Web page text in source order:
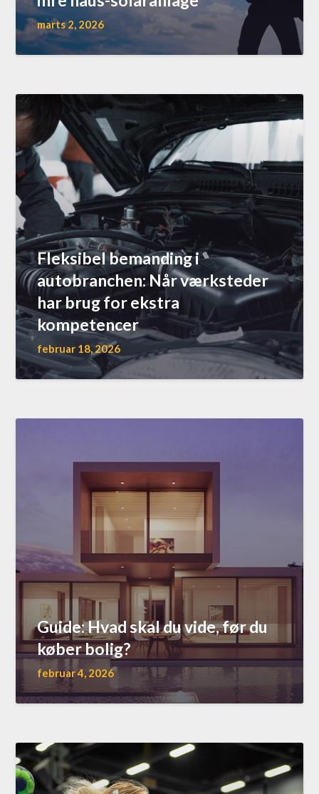
marts 2, 2026
Fleksibel bemanding i
autobranchen: Når værksteder
har brug for ekstra
kompetencer
februar 18, 2026
Guide: Hvad skal du vide, før du
køber bolig?
februar 4, 2026